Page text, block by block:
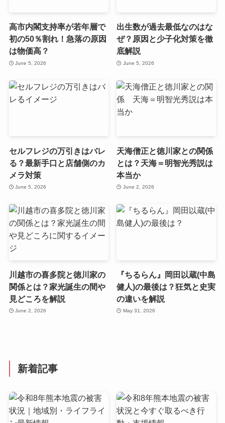
高市内閣支持率が若年層で
初の50％割れ！急落の原因
は物価高？
June 5, 2026
出生数が過去最低なのはな
ぜ？原因と少子化対策を徹
底解説
June 5, 2026
セルフレジの万引きはバレ
る？最新手口と店舗側のカ
メラ対策
June 5, 2026
天海僧正と徳川家との関係
とは？天海＝明智光秀説は
本当か
June 2, 2026
川越市の喜多院と徳川家の
関係とは？家光誕生の間や
見どころを解説
June 2, 2026
『ちるらん』岡田以蔵(中島
健人)の最後は？狂気と史実
の違いを解説
May 31, 2026
新着記事